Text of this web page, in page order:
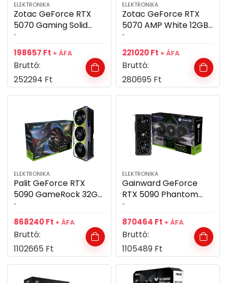
ELEKTRONIKA
Zotac GeForce RTX
5070 Gaming Solid
12GB GDDR7 192bit
videókártya
-
198657 Ft + ÁFA
Bruttó:
252294 Ft
ELEKTRONIKA
Zotac GeForce RTX
5070 AMP White 12GB
GDDR7 192bit
videókártya
-
221020Ft + ÁFA
Bruttó:
280695 Ft
ELEKTRONIKA
Palit GeForce RTX
5090 GameRock 32GB
GDDR7 512bit
videókártya
-
868240Ft + ÁFA
Bruttó:
1102665 Ft
ELEKTRONIKA
Gainward GeForce
RTX 5090 Phantom
32GB GDDR7 512bit
videókártya
-
870464 Ft + ÁFA
Bruttó:
1105489 Ft